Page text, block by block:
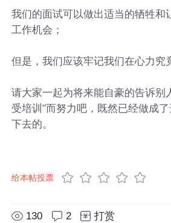
我们的面试可以做出适当的牺牲和
工作机会；
但是，我们应该牢记我们在心力究
请大家一起为将来能自豪的告诉别
受培训”而努力吧，既然已经做成
下去的。
给本帖投票
130 2 打赏